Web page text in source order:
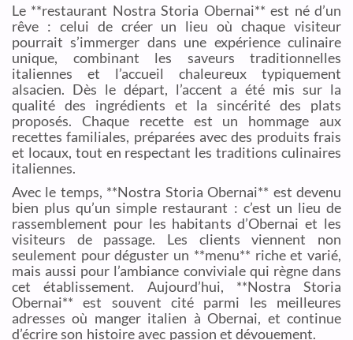
Le **restaurant Nostra Storia Obernai** est né d’un
rêve : celui de créer un lieu où chaque visiteur
pourrait s’immerger dans une expérience culinaire
unique, combinant les saveurs traditionnelles
italiennes et l’accueil chaleureux typiquement
alsacien. Dès le départ, l’accent a été mis sur la
qualité des ingrédients et la sincérité des plats
proposés. Chaque recette est un hommage aux
recettes familiales, préparées avec des produits frais
et locaux, tout en respectant les traditions culinaires
italiennes.
Avec le temps, **Nostra Storia Obernai** est devenu
bien plus qu’un simple restaurant : c’est un lieu de
rassemblement pour les habitants d’Obernai et les
visiteurs de passage. Les clients viennent non
seulement pour déguster un **menu** riche et varié,
mais aussi pour l’ambiance conviviale qui règne dans
cet établissement. Aujourd’hui, **Nostra Storia
Obernai** est souvent cité parmi les meilleures
adresses où manger italien à Obernai, et continue
d’écrire son histoire avec passion et dévouement.